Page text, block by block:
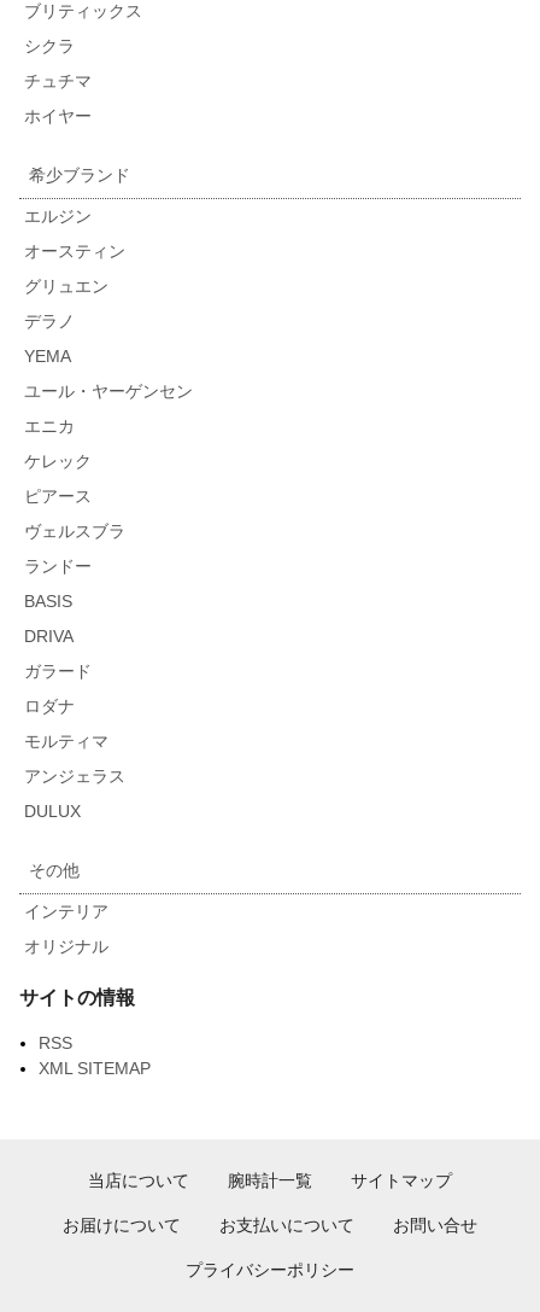
ブリティックス
シクラ
チュチマ
ホイヤー
希少ブランド
エルジン
オースティン
グリュエン
デラノ
YEMA
ユール・ヤーゲンセン
エニカ
ケレック
ピアース
ヴェルスブラ
ランドー
BASIS
DRIVA
ガラード
ロダナ
モルティマ
アンジェラス
DULUX
その他
インテリア
オリジナル
サイトの情報
RSS
XML SITEMAP
当店について 腕時計一覧 サイトマップ
お届けについて お支払いについて お問い合せ
プライバシーポリシー